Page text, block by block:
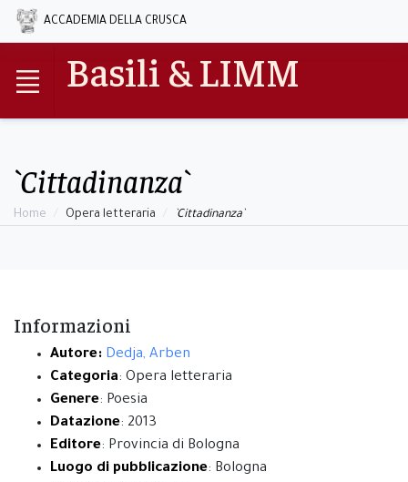
ACCADEMIA DELLA CRUSCA
Basili & LIMM
`Cittadinanza`
Home Opera letteraria `Cittadinanza`
Informazioni
Autore: Dedja, Arben
Categoria: Opera letteraria
Genere: Poesia
Datazione: 2013
Editore: Provincia di Bologna
Luogo di pubblicazione: Bologna